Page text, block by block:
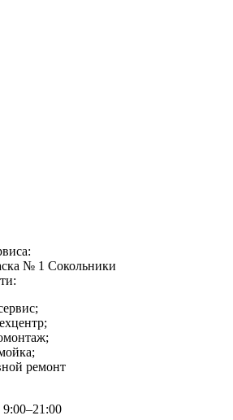
№ 1 Сокольники
ремонт